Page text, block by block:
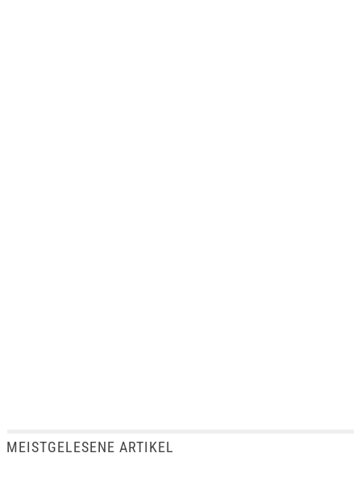
MEISTGELESENE ARTIKEL